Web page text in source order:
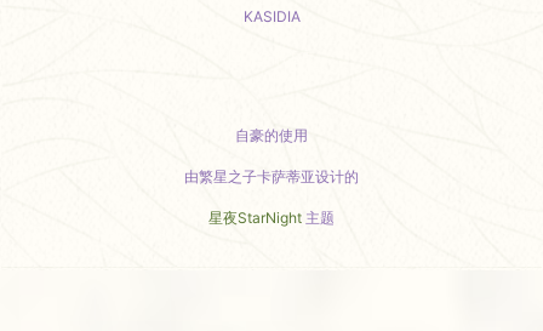
KASIDIA
自豪的使用
由繁星之子卡萨蒂亚设计的
星夜StarNight 主题